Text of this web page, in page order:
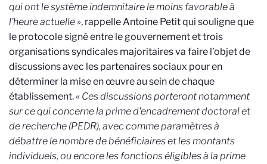
qui ont le système indemnitaire le moins favorable à
l’heure actuelle », rappelle Antoine Petit qui souligne que
le protocole signé entre le gouvernement et trois
organisations syndicales majoritaires va faire l’objet de
discussions avec les partenaires sociaux pour en
déterminer la mise en œuvre au sein de chaque
établissement.« Ces discussions porteront notamment
sur ce qui concerne la prime d'encadrement doctoral et
de recherche (PEDR), avec comme paramètres à
débattre le nombre de bénéficiaires et les montants
individuels, ou encore les fonctions éligibles à la prime